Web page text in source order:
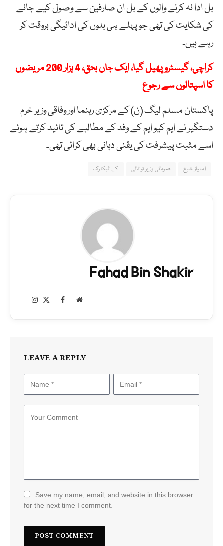
بل ادا نہ کرنے والوں کے بل ان صارفین سے وصول کیے جانے
کی شکایت کی تھی جو پہلے ہی بلوں کی ادائیگی بروقت کر
رہے ہیں۔
کراچی، گیسٹرو پھیل گیا، ایک جاں بحق، 4 ہزار 200 مریضوں
کا اسپتالوں سے رجوع
پاکستان مسلم لیگ (ن) کے مرکزی رہنما اور وفاقی وزیر خرم
دستگیر نے ایم کیو ایم کے وفد کے مطالبے کی تائید کرتے ہوئے
اسے مثبت پیشرفت کی یقنی دہانی بھی کرائی تھی۔
امتیاز شیخ صوبائی وزیر توانائی کے الیکٹرک
Fahad Bin Shakir
Website
Facebook
Instagram
LEAVE A REPLY
Save my name, email, and website in this browser
for the next time I comment.